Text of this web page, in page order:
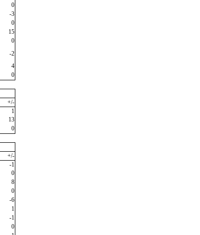
0
-3
0
15
0
-2
4
0
+/-
1
13
0
+/-
-1
0
8
0
-6
1
-1
0